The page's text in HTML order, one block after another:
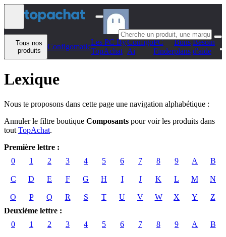
Aller au contenu
Tous nos
produits
Configomatic
Les PC By
TopAchat
Configo
Ai
PC
Finder
Bons
plans
Besoin
d'aide
Lexique
Nous te proposons dans cette page une navigation alphabétique :
Annuler le filtre boutique Composants pour voir les produits dans
tout TopAchat.
Première lettre :
0
1 2 3 4 5 6 7 8 9 A B
C D E F G H I J K L M N
O P Q R S T U V W X Y
Z
Deuxième lettre :
0
1 2 3 4 5 6 7 8 9 A B